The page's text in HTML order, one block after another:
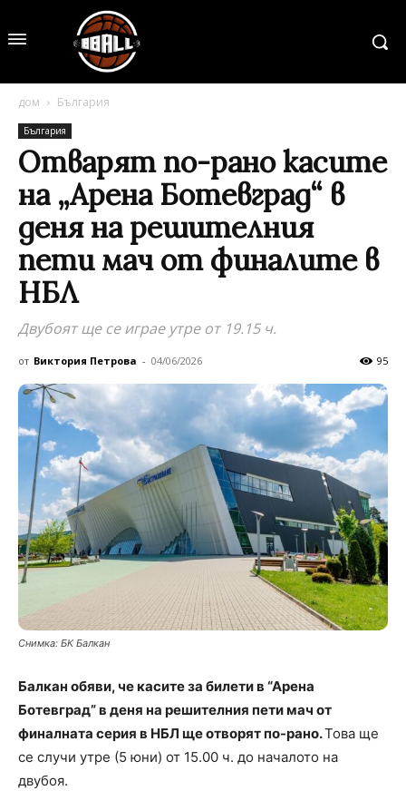
дом България
България
Отварят по-рано касите
на „Арена Ботевград“ в
деня на решителния
пети мач от финалите в
НБЛ
Двубоят ще се играе утре от 19.15 ч.
от Виктория Петрова - 04/06/2026 95
Снимка: БК Балкан
Балкан обяви, че касите за билети в “Арена
Ботевград” в деня на решителния пети мач от
финалната серия в НБЛ ще отворят по-рано.Това ще
се случи утре (5 юни) от 15.00 ч. до началото на
двубоя.